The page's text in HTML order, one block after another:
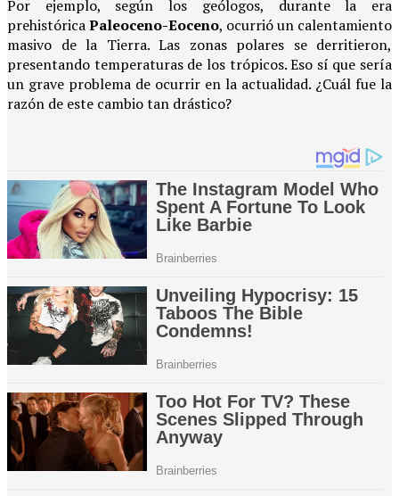
Por ejemplo, según los geólogos, durante la era
prehistóricaPaleoceno-Eoceno, ocurrió un calentamiento
masivo de la Tierra. Las zonas polares se derritieron,
presentando temperaturas de los trópicos. Eso sí que sería
un grave problema de ocurrir en la actualidad. ¿Cuál fue la
razón de este cambio tan drástico?